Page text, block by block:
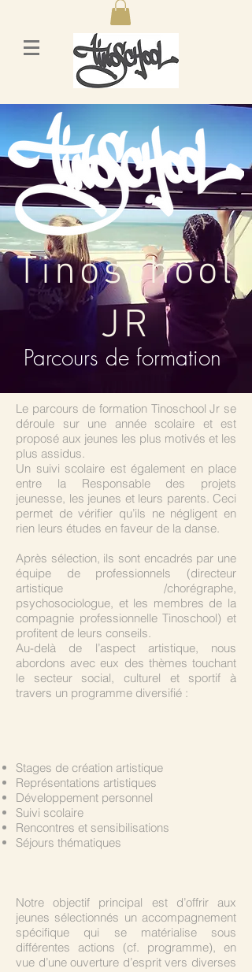
Parcours de formation
Tinoschool
JR
Le parcours de formation Tinoschool Jr se
déroule sur une année scolaire et est
proposé aux jeunes les plus motivés et les
plus assidus.
Un suivi scolaire est également en place
entre la Responsable des projets
jeunesse, les jeunes et leurs parents. Ceci
permet de vérifier qu’ils ne négligent en
rien leurs études en faveur de la danse.
Après sélection, ils sont encadrés par une
équipe de professionnels (directeur
artistique /chorégraphe,
psychosociologue, et les membres de la
compagnie professionnelle Tinoschool) et
profitent de leurs conseils.
Au-delà de l’aspect artistique, nous
abordons avec eux des thèmes touchant
le secteur social, culturel et sportif à
travers un programme diversifié :
Stages de création artistique
Représentations artistiques
Développement personnel
Suivi scolaire
Rencontres et sensibilisations
Séjours thématiques
Notre objectif principal est d’offrir aux
jeunes sélectionnés un accompagnement
spécifique qui se matérialise sous
différentes actions (cf. programme), en
vue d’une ouverture d’esprit vers diverses